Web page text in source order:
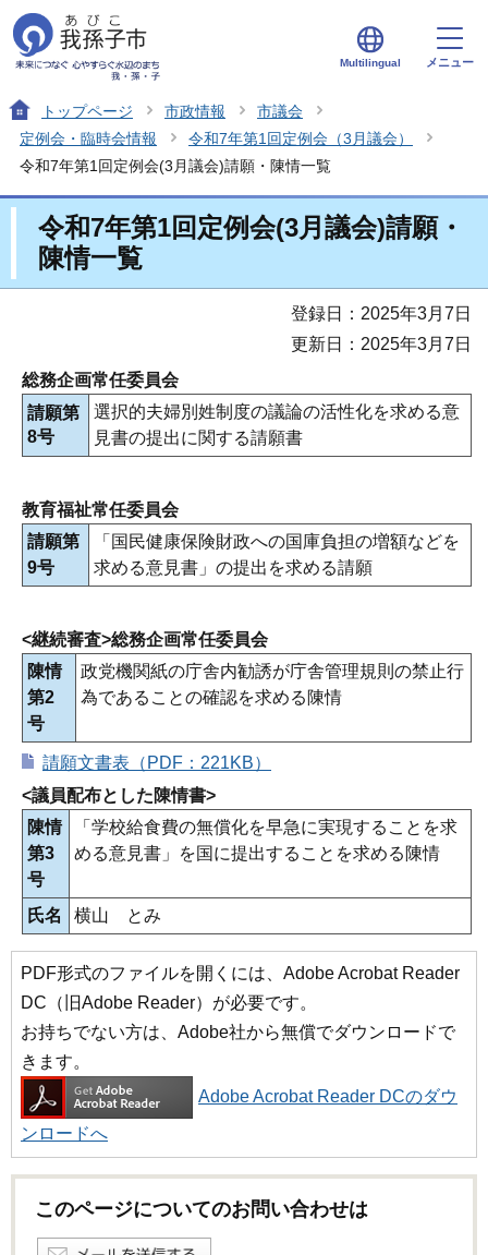
Multilingual メニュー
トップページ 市政情報
市議会
定例会・臨時会情報
令和7年第1回定例会（3月議会）
令和7年第1回定例会(3月議会)請願・陳情一覧
令和7年第1回定例会(3月議会)請願・
陳情一覧
登録日：2025年3月7日
更新日：2025年3月7日
総務企画常任委員会
請願第
8号
選択的夫婦別姓制度の議論の活性化を求める意
見書の提出に関する請願書
教育福祉常任委員会
請願第
9号
「国民健康保険財政への国庫負担の増額などを
求める意見書」の提出を求める請願
<継続審査>総務企画常任委員会
陳情
第2
号
政党機関紙の庁舎内勧誘が庁舎管理規則の禁止行
為であることの確認を求める陳情
請願文書表（PDF：221KB）
<議員配布とした陳情書>
陳情
第3
号
「学校給食費の無償化を早急に実現することを求
める意見書」を国に提出することを求める陳情
氏名 横山 とみ
PDF形式のファイルを開くには、Adobe Acrobat Reader
DC（旧Adobe Reader）が必要です。
お持ちでない方は、Adobe社から無償でダウンロードで
きます。
Adobe Acrobat Reader DCのダウ
ンロードへ
このページについてのお問い合わせは